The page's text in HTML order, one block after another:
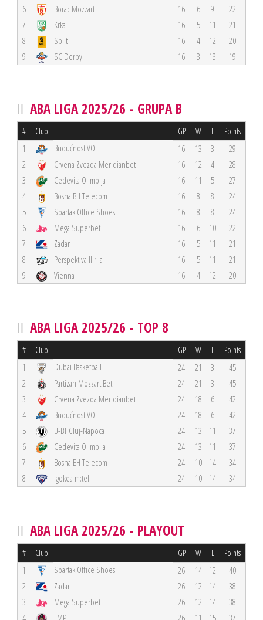
6
Borac Mozzart 16 6 9
22
7
Krka 16 5 11
21
8
Split 16 4 12
20
9
SC Derby 16 3 13 19
ABA LIGA 2025/26 - GRUPA B
# Club GP W L Points
1 Budućnost VOLI 16 13 3
29
2
Crvena Zvezda Meridianbet 16 12 4
28
3
Cedevita Olimpija 16 11 5
27
4
Bosna BH Telecom 16 8 8
24
5
Spartak Office Shoes 16 8 8
24
6
Mega Superbet 16 6 10
22
7
Zadar 16 5 11
21
8
Perspektiva Ilirija 16 5 11
21
9
Vienna 16 4 12 20
ABA LIGA 2025/26 - TOP 8
# Club GP W L Points
1 Dubai Basketball 24 21 3
45
2
Partizan Mozzart Bet 24 21 3
45
3
Crvena Zvezda Meridianbet 24 18 6
42
4
Budućnost VOLI 24 18 6
42
5
U-BT Cluj-Napoca 24 13 11
37
6
Cedevita Olimpija 24 13 11
37
7
Bosna BH Telecom 24 10 14
34
8
Igokea m:tel 24 10 14 34
ABA LIGA 2025/26 - PLAYOUT
# Club GP W L Points
1 Spartak Office Shoes 26 14 12
40
2
Zadar 26 12 14
38
3
Mega Superbet 26 12 14
38